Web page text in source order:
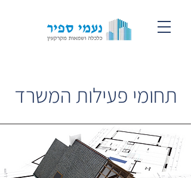
תחומי פעילות המשרד